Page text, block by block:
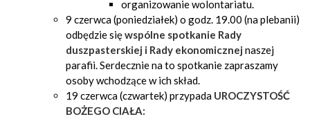
organizowanie wolontariatu.
9 czerwca (poniedziałek) o godz. 19.00 (na plebanii)
odbędzie sięwspólne spotkanie Rady
duszpasterskiej i Rady ekonomicznej naszej
parafii. Serdecznie na to spotkanie zapraszamy
osoby wchodzące w ich skład.
19 czerwca (czwartek) przypada UROCZYSTOŚĆ
BOŻEGO CIAŁA: